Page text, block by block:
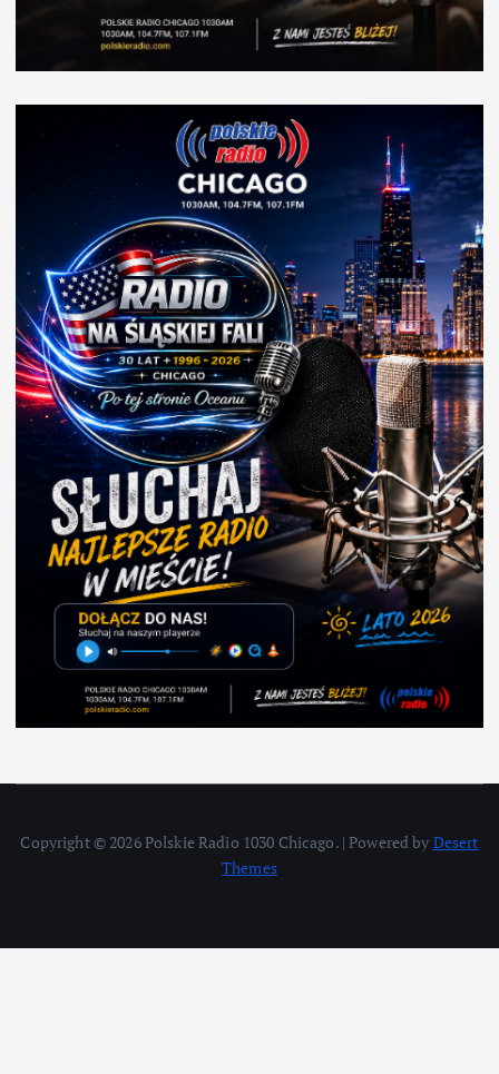
Copyright © 2026 Polskie Radio 1030 Chicago. | Powered by Desert
Themes